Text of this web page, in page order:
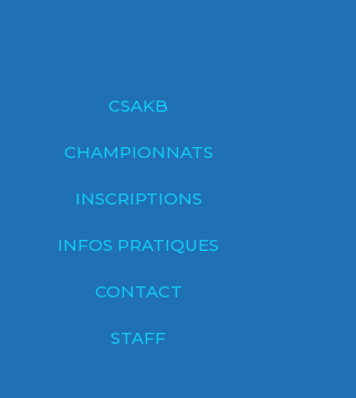
CSAKB
CHAMPIONNATS
INSCRIPTIONS
INFOS PRATIQUES
CONTACT
STAFF